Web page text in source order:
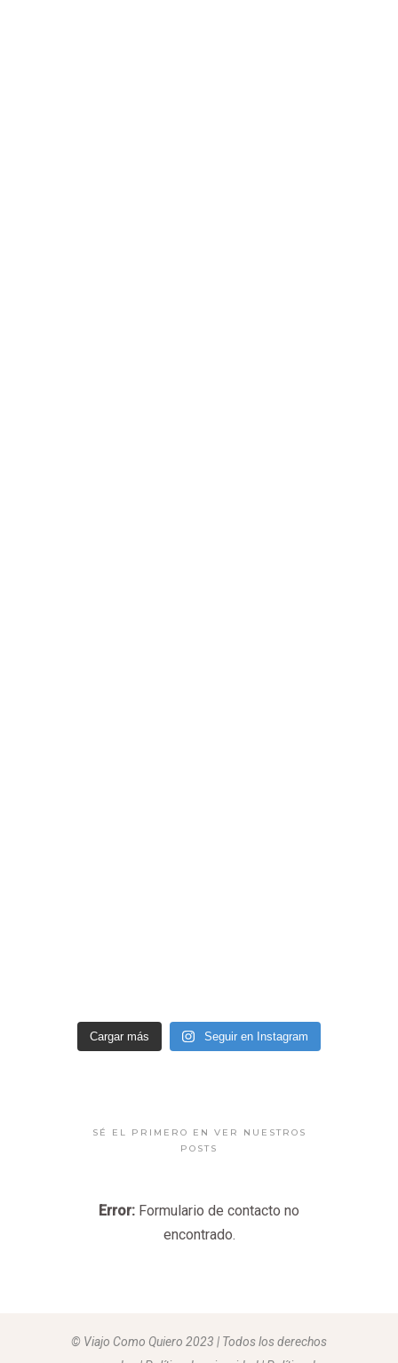
Cargar más Seguir en Instagram
SÉ EL PRIMERO EN VER NUESTROS
POSTS
Error: Formulario de contacto no
encontrado.
© Viajo Como Quiero 2023 | Todos los derechos